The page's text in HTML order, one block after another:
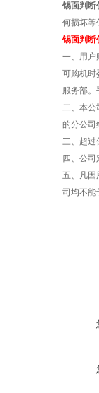
锡面判断
何损坏等
锡面判断
一、用户
可购机时
服务部。
二、本公
的分公司
三、超过
四、公
五、凡因
司均不能